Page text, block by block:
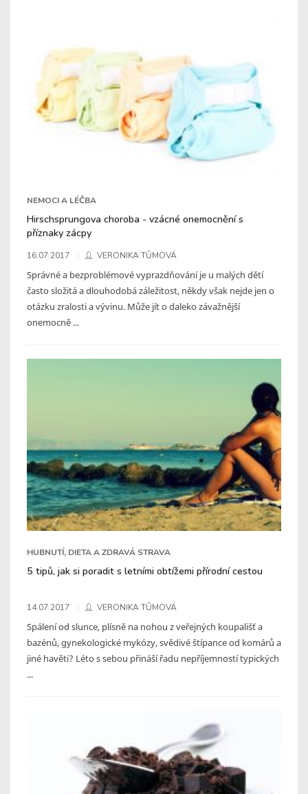
NEMOCI A LÉČBA
Hirschsprungova choroba - vzácné onemocnění s
příznaky zácpy
16.07.2017 VERONIKA TŮMOVÁ
Správné a bezproblémové vyprazdňování je u malých dětí
často složitá a dlouhodobá záležitost, někdy však nejde jen o
otázku zralosti a vývinu. Může jít o daleko závažnější
onemocně ...
HUBNUTÍ, DIETA A ZDRAVÁ STRAVA
5 tipů, jak si poradit s letními obtížemi přírodní cestou
14.07.2017 VERONIKA TŮMOVÁ
Spálení od slunce, plísně na nohou z veřejných koupališť a
bazénů, gynekologické mykózy, svědivé štípance od komárů a
jiné havěti? Léto s sebou přináší řadu nepříjemností typických
...